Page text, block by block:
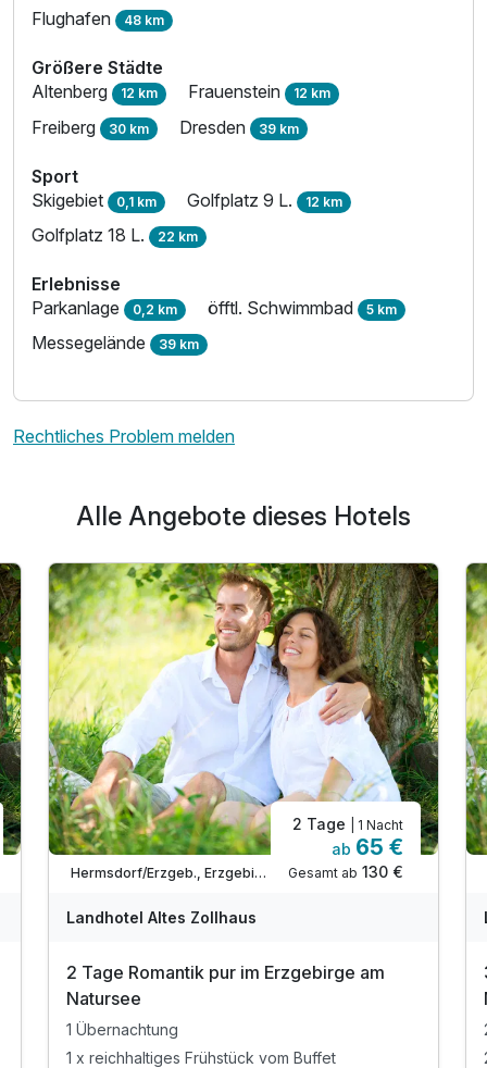
Flughafen 48 km
Größere Städte
Altenberg 12 km Frauenstein 12 km
Freiberg 30 km Dresden 39 km
Sport
Skigebiet 0,1 km Golfplatz 9 L. 12 km
Golfplatz 18 L. 22 km
Erlebnisse
Parkanlage 0,2 km öfftl. Schwimmbad 5 km
Messegelände 39 km
Rechtliches Problem melden
Alle Angebote dieses Hotels
Hermsdorf/Erzgeb., Erzgebirge
2 Tage | 1 Nacht
ab 65 €
Gesamt ab 130 €
Landhotel Altes Zollhaus
2 Tage Romantik pur im Erzgebirge am
Natursee
1 Übernachtung
1 x reichhaltiges Frühstück vom Buffet